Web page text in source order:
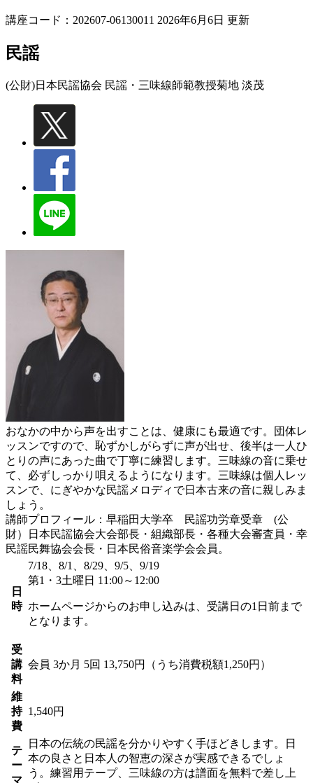
講座コード：202607-06130011 2026年6月6日 更新
民謡
(公財)日本民謡協会 民謡・三味線師範教授菊地 淡茂
おなかの中から声を出すことは、健康にも最適です。団体レ
ッスンですので、恥ずかしがらずに声が出せ、後半は一人ひ
とりの声にあった曲で丁寧に練習します。三味線の音に乗せ
て、必ずしっかり唄えるようになります。三味線は個人レッ
スンで、にぎやかな民謡メロディで日本古来の音に親しみま
しょう。
講師プロフィール：早稲田大学卒 民謡功労章受章 (公
財）日本民謡協会大会部長・組織部長・各種大会審査員・幸
民謡民舞協会会長・日本民俗音楽学会会員。
日
時
7/18、8/1、8/29、9/5、9/19
第1・3土曜日 11:00～12:00
ホームページからのお申し込みは、受講日の1日前まで
となります。
受
講
料
会員 3か月 5回 13,750円（うち消費税額1,250円）
維
持
費
1,540円
テ
ー
マ
日本の伝統の民謡を分かりやすく手ほどきします。日
本の良さと日本人の智恵の深さが実感できるでしょ
う。練習用テープ、三味線の方は譜面を無料で差し上